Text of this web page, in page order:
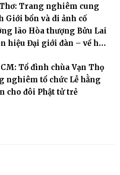
Trang nghiêm cung
Giới bổn và di ảnh cố
lão Hòa thượng Bửu Lai
hiệu Đại giới đàn – về hai
Tổ đình chùa Vạn Thọ
nghiêm tổ chức Lễ hằng
cho đôi Phật tử trẻ